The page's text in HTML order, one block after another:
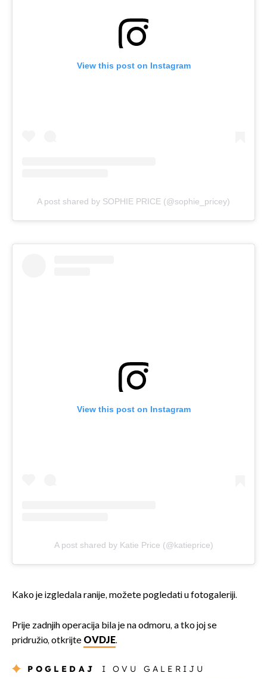
View this post on Instagram
A post shared by SOPHIE PRICE (@sophie_pricey)
View this post on Instagram
A post shared by Katie Price (@katieprice)
Kako je izgledala ranije, možete pogledati u fotogaleriji.
Prije zadnjih operacija bila je na odmoru, a tko joj se
pridružio, otkrijte OVDJE.
POGLEDAJ I OVU GALERIJU